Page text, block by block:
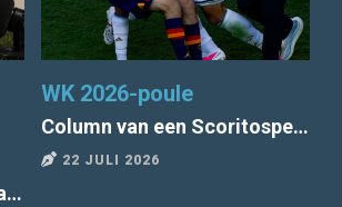
Voorspelling 2026-2027: kampioen, degradatie, topscorer, 1e ontslag
WK 2026-poule
Column van een Scoritospeler: "Tegen wil en dank voor Argentinië"
22 JULI 2026